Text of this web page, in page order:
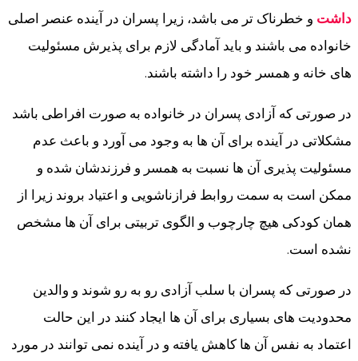
داشت و خطرناک تر می باشد، زیرا پسران در آینده عنصر اصلی
خانواده می باشند و باید آمادگی لازم برای پذیرش مسئولیت
های خانه و همسر خود را داشته باشند.
در صورتی که آزادی پسران در خانواده به صورت افراطی باشد
مشکلاتی در آینده برای آن ها به وجود می آورد و باعث عدم
مسئولیت پذیری آن ها نسبت به همسر و فرزندشان شده و
ممکن است به سمت روابط فرازناشویی و اعتیاد بروند زیرا از
همان کودکی هیچ چارچوب و الگوی تربیتی برای آن ها مشخص
نشده است.
در صورتی که پسران با سلب آزادی رو به رو شوند و والدین
محدودیت های بسیاری برای آن ها ایجاد کنند در این حالت
اعتماد به نفس آن ها کاهش یافته و در آینده نمی توانند در مورد